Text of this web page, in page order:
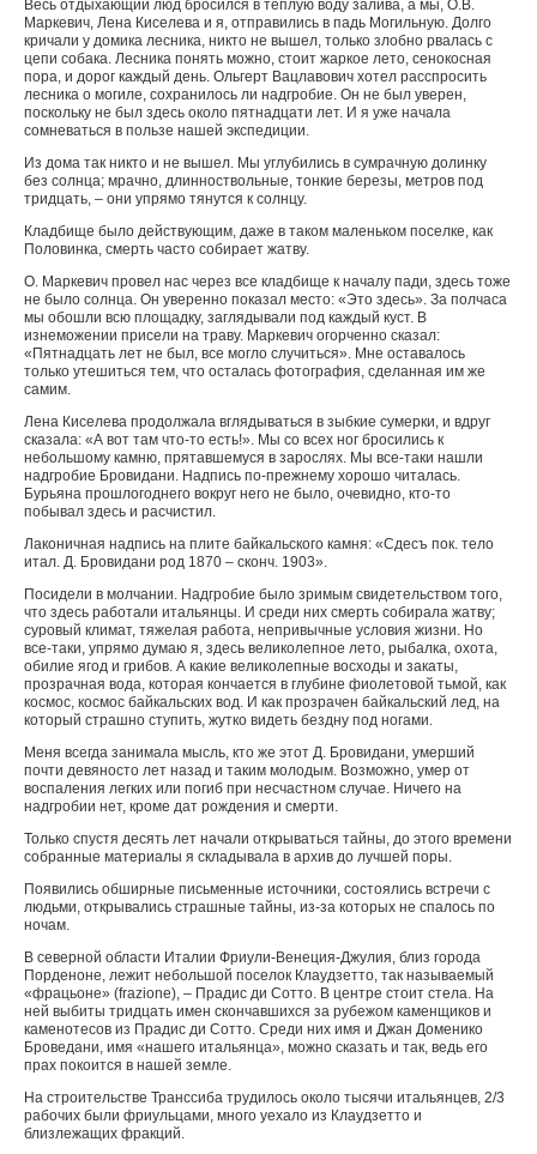
Весь отдыхающий люд бросился в теплую воду залива, а мы, О.В.
Маркевич, Лена Киселева и я, отправились в падь Могильную. Долго
кричали у домика лесника, никто не вышел, только злобно рвалась с
цепи собака. Лесника понять можно, стоит жаркое лето, сенокосная
пора, и дорог каждый день. Ольгерт Вацлавович хотел расспросить
лесника о могиле, сохранилось ли надгробие. Он не был уверен,
поскольку не был здесь около пятнадцати лет. И я уже начала
сомневаться в пользе нашей экспедиции.
Из дома так никто и не вышел. Мы углубились в сумрачную долинку
без солнца; мрачно, длинноствольные, тонкие березы, метров под
тридцать, – они упрямо тянутся к солнцу.
Кладбище было действующим, даже в таком маленьком поселке, как
Половинка, смерть часто собирает жатву.
О. Маркевич провел нас через все кладбище к началу пади, здесь тоже
не было солнца. Он уверенно показал место: «Это здесь». За полчаса
мы обошли всю площадку, заглядывали под каждый куст. В
изнеможении присели на траву. Маркевич огорченно сказал:
«Пятнадцать лет не был, все могло случиться». Мне оставалось
только утешиться тем, что осталась фотография, сделанная им же
самим.
Лена Киселева продолжала вглядываться в зыбкие сумерки, и вдруг
сказала: «А вот там что-то есть!». Мы со всех ног бросились к
небольшому камню, прятавшемуся в зарослях. Мы все-таки нашли
надгробие Бровидани. Надпись по-прежнему хорошо читалась.
Бурьяна прошлогоднего вокруг него не было, очевидно, кто-то
побывал здесь и расчистил.
Лаконичная надпись на плите байкальского камня: «Сдесъ пок. тело
итал. Д. Бровидани род 1870 – сконч. 1903».
Посидели в молчании. Надгробие было зримым свидетельством того,
что здесь работали итальянцы. И среди них смерть собирала жатву;
суровый климат, тяжелая работа, непривычные условия жизни. Но
все-таки, упрямо думаю я, здесь великолепное лето, рыбалка, охота,
обилие ягод и грибов. А какие великолепные восходы и закаты,
прозрачная вода, которая кончается в глубине фиолетовой тьмой, как
космос, космос байкальских вод. И как прозрачен байкальский лед, на
который страшно ступить, жутко видеть бездну под ногами.
Меня всегда занимала мысль, кто же этот Д. Бровидани, умерший
почти девяносто лет назад и таким молодым. Возможно, умер от
воспаления легких или погиб при несчастном случае. Ничего на
надгробии нет, кроме дат рождения и смерти.
Только спустя десять лет начали открываться тайны, до этого времени
собранные материалы я складывала в архив до лучшей поры.
Появились обширные письменные источники, состоялись встречи с
людьми, открывались страшные тайны, из-за которых не спалось по
ночам.
В северной области Италии Фриули-Венеция-Джулия, близ города
Порденоне, лежит небольшой поселок Клаудзетто, так называемый
«фрацьоне» (frazione), – Прадис ди Сотто. В центре стоит стела. На
ней выбиты тридцать имен скончавшихся за рубежом каменщиков и
каменотесов из Прадис ди Сотто. Среди них имя и Джан Доменико
Броведани, имя «нашего итальянца», можно сказать и так, ведь его
прах покоится в нашей земле.
На строительстве Транссиба трудилось около тысячи итальянцев, 2/3
рабочих были фриульцами, много уехало из Клаудзетто и
близлежащих фракций.